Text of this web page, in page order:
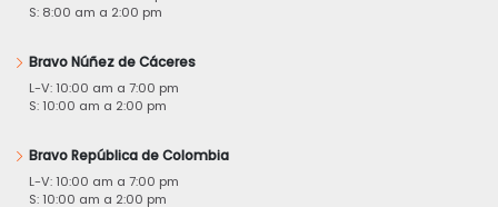
S: 8:00 am a 2:00 pm
Bravo Núñez de Cáceres
L-V: 10:00 am a 7:00 pm
S: 10:00 am a 2:00 pm
Bravo República de Colombia
L-V: 10:00 am a 7:00 pm
S: 10:00 am a 2:00 pm